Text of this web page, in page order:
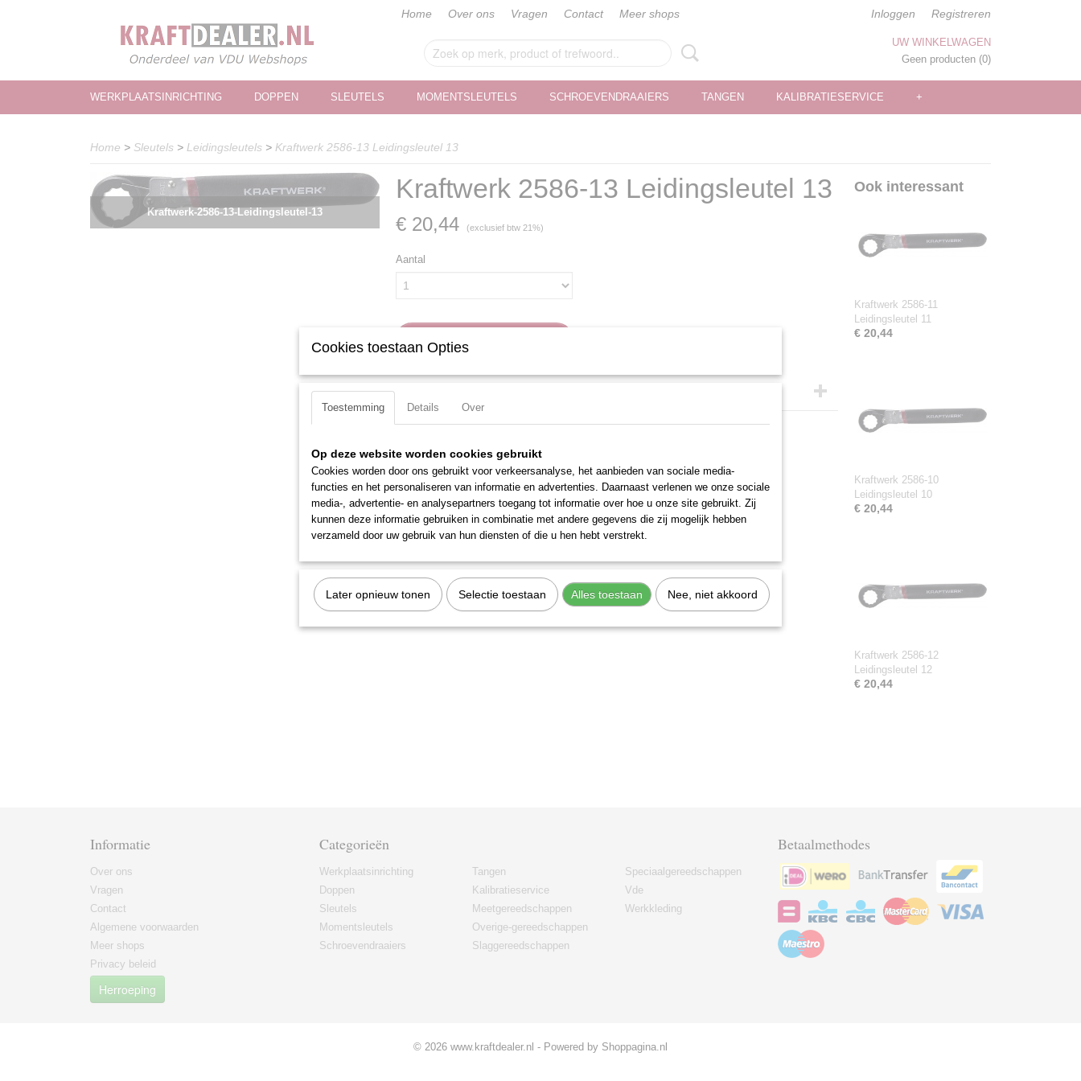
Home Over ons Vragen Contact Meer shops Inloggen Registreren
UW WINKELWAGEN
Geen producten (0)
WERKPLAATSINRICHTING DOPPEN SLEUTELS MOMENTSLEUTELS SCHROEVENDRAAIERS TANGEN KALIBRATIESERVICE +
Home > Sleutels > Leidingsleutels > Kraftwerk 2586-13 Leidingsleutel 13
Kraftwerk-2586-13-Leidingsleutel-13
Kraftwerk 2586-13 Leidingsleutel 13
€ 20,44 (exclusief btw 21%)
Aantal
Productcode leverancier
Ook interessant
Kraftwerk 2586-11
Leidingsleutel 11
€ 20,44
Kraftwerk 2586-10
Leidingsleutel 10
€ 20,44
Kraftwerk 2586-12
Leidingsleutel 12
€ 20,44
Informatie
Over ons
Vragen
Contact
Algemene voorwaarden
Meer shops
Privacy beleid
Herroeping
Categorieën
Werkplaatsinrichting
Doppen
Sleutels
Momentsleutels
Schroevendraaiers
Tangen
Kalibratieservice
Meetgereedschappen
Overige-gereedschappen
Slaggereedschappen
Speciaalgereedschappen
Vde
Werkkleding
Betaalmethodes
© 2026 www.kraftdealer.nl - Powered by Shoppagina.nl
Cookies toestaan Opties
Toestemming Details Over
Op deze website worden cookies gebruikt
Cookies worden door ons gebruikt voor verkeersanalyse, het aanbieden van sociale media-
functies en het personaliseren van informatie en advertenties. Daarnaast verlenen we onze sociale
media-, advertentie- en analysepartners toegang tot informatie over hoe u onze site gebruikt. Zij
kunnen deze informatie gebruiken in combinatie met andere gegevens die zij mogelijk hebben
verzameld door uw gebruik van hun diensten of die u hen hebt verstrekt.
Later opnieuw tonen Selectie toestaan Alles toestaan Nee, niet akkoord